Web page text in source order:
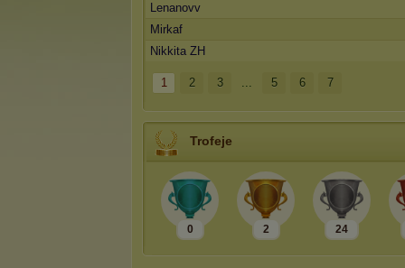
Lenanovv
Mirkaf
Nikkita ZH
1 2 3 ... 5 6 7
Trofeje
0 2 24